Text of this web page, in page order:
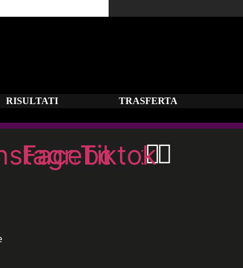
RISULTATI TRASFERTA
Facebook
Tiktok